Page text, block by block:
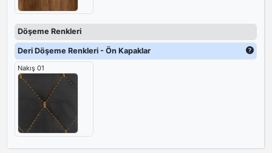
Döşeme Renkleri
Deri Döşeme Renkleri - Ön Kapaklar
Nakış 01